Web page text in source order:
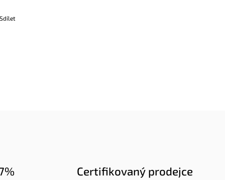
Sdílet
Certifikovaný prodejce